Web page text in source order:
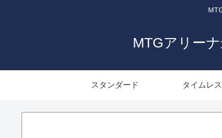
MTGアリー
スタンダード タイムレス